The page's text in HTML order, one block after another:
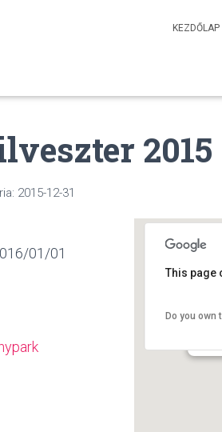
KEZDŐLAP
2015
2015-12-31
This page
Do you own
01/01